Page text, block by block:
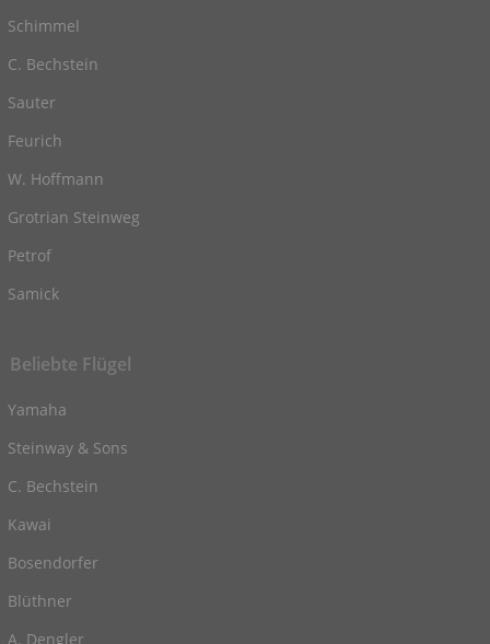
Schimmel
C. Bechstein
Sauter
Feurich
W. Hoffmann
Grotrian Steinweg
Petrof
Samick
Beliebte Flügel
Yamaha
Steinway & Sons
C. Bechstein
Kawai
Bosendorfer
Blüthner
A. Dengler